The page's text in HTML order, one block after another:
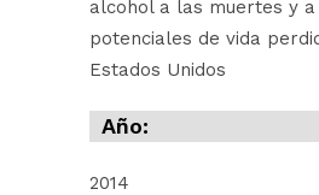
alcohol a las muertes y
potenciales de vida
Estados Unidos
Año:
2014